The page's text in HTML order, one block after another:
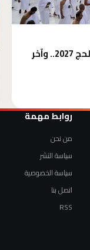
الصحة تفتح الترشح للبعثة الطبية المصرية لحج 2027.. وآخر
روابط مهمة
من نحن
سياسة النشر
سياسة الخصوصية
اتصل بنا
RSS